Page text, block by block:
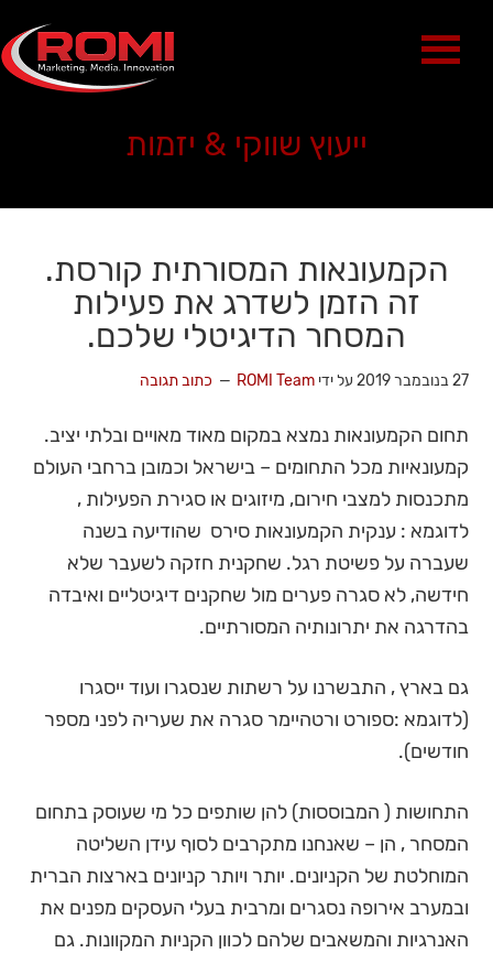
ייעוץ שווקי & יזמות
הקמעונאות המסורתית קורסת.
זה הזמן לשדרג את פעילות
המסחר הדיגיטלי שלכם.
27 בנובמבר 2019 על ידיROMI Team כתוב תגובה
תחום הקמעונאות נמצא במקום מאוד מאויים ובלתי יציב.
קמעונאיות מכל התחומים – בישראל וכמובן ברחבי העולם
מתכנסות למצבי חירום, מיזוגים או סגירת הפעילות ,
לדוגמא : ענקית הקמעונאות סירס שהודיעה בשנה
שעברה על פשיטת רגל. שחקנית חזקה לשעבר שלא
חידשה, לא סגרה פערים מול שחקנים דיגיטליים ואיבדה
בהדרגה את יתרונותיה המסורתיים.
גם בארץ , התבשרנו על רשתות שנסגרו ועוד ייסגרו
(לדוגמא :ספורט ורטהיימר סגרה את שעריה לפני מספר
חודשים).
התחושות ( המבוססות) להן שותפים כל מי שעוסק בתחום
המסחר , הן – שאנחנו מתקרבים לסוף עידן השליטה
המוחלטת של הקניונים. יותר ויותר קניונים בארצות הברית
ובמערב אירופה נסגרים ומרבית בעלי העסקים מפנים את
האנרגיות והמשאבים שלהם לכוון הקניות המקוונות. גם